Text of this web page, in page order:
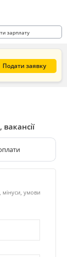
зарплату
Подати заявку
мінуси, умови